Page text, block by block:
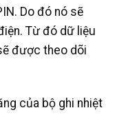
Do đó nó sẽ
Từ đó dữ liệu
được theo dõi
của bộ ghi nhiệt